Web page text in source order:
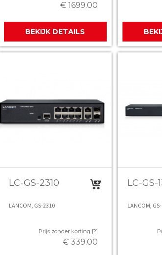
€ 1699.00
BEKIJK DETAILS
LC-GS-2310
LANCOM, GS-2310
Prijs zonder korting [?]
€ 339.00
LC-GS-
LANCOM,